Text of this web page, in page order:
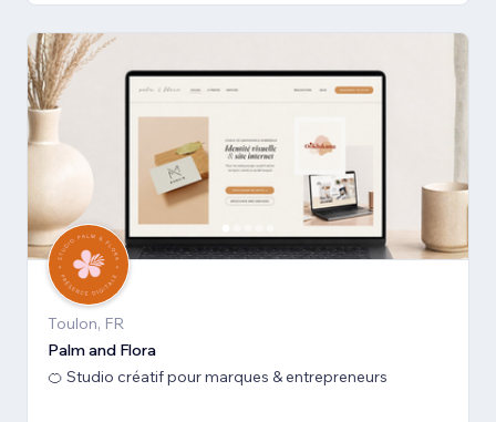
Toulon, FR
Palm and Flora
🍊 Studio créatif pour marques & entrepreneurs